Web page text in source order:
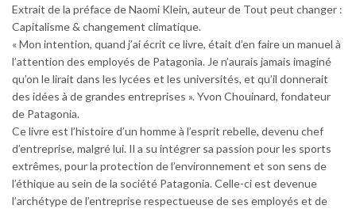
Extrait de la préface de Naomi Klein, auteur de Tout peut changer :
Capitalisme & changement climatique.
« Mon intention, quand j’ai écrit ce livre, était d’en faire un manuel à
l’attention des employés de Patagonia. Je n’aurais jamais imaginé
qu’on le lirait dans les lycées et les universités, et qu’il donnerait
des idées à de grandes entreprises ». Yvon Chouinard, fondateur
de Patagonia.
Ce livre est l’histoire d’un homme à l’esprit rebelle, devenu chef
d’entreprise, malgré lui. Il a su intégrer sa passion pour les sports
extrêmes, pour la protection de l’environnement et son sens de
l’éthique au sein de la société Patagonia. Celle-ci est devenue
l’archétype de l’entreprise respectueuse de ses employés et de